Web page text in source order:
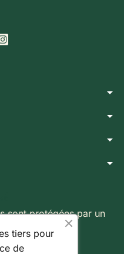
arrow_drop_down
arrow_drop_down
arrow_drop_down
arrow_drop_down
sont protégées par un
tiers pour
de